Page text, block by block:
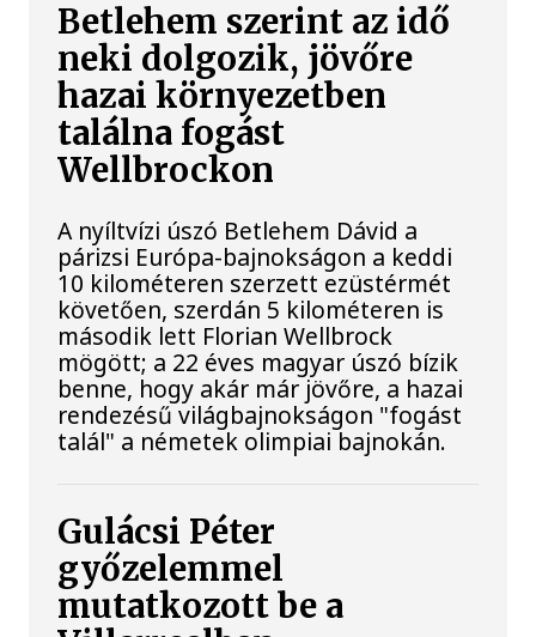
Betlehem szerint az idő
neki dolgozik, jövőre
hazai környezetben
találna fogást
Wellbrockon
A nyíltvízi úszó Betlehem Dávid a
párizsi Európa-bajnokságon a keddi
10 kilométeren szerzett ezüstérmét
követően, szerdán 5 kilométeren is
második lett Florian Wellbrock
mögött; a 22 éves magyar úszó bízik
benne, hogy akár már jövőre, a hazai
rendezésű világbajnokságon "fogást
talál" a németek olimpiai bajnokán.
Gulácsi Péter
győzelemmel
mutatkozott be a